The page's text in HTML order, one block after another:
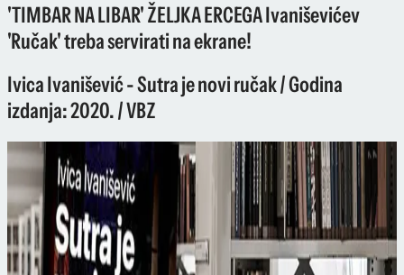
'TIMBAR NA LIBAR' ŽELJKA ERCEGA Ivaniševićev
'Ručak' treba servirati na ekrane!
Ivica Ivanišević - Sutra je novi ručak / Godina
izdanja: 2020. / VBZ